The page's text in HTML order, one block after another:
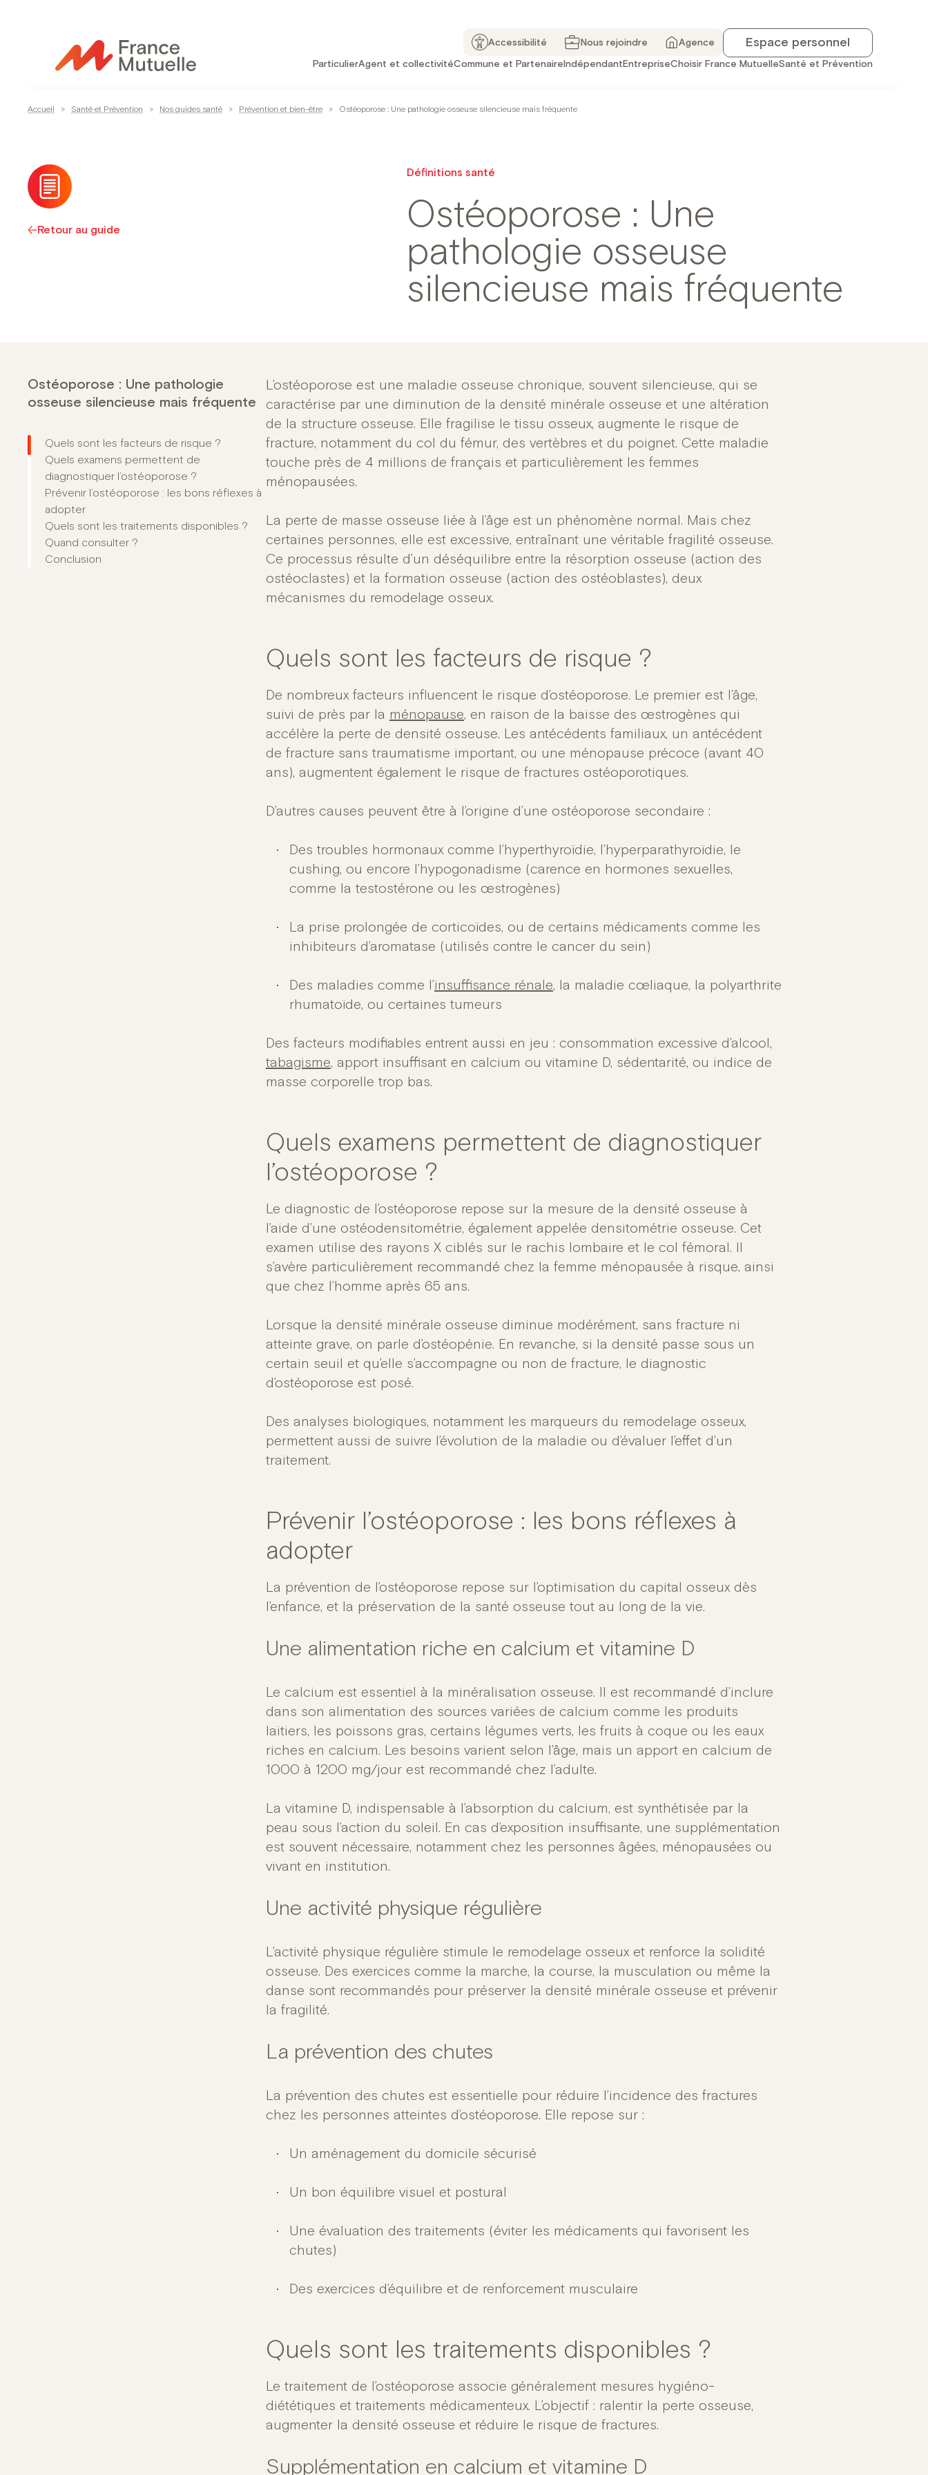
contenu
Accessibilité Nous rejoindre Agence Espace personnel
ParticulierAgent et collectivitéCommune et Partenaire Indépendant EntrepriseChoisir France MutuelleSanté et Prévention
Accueil > Santé et Prévention > Nos guides santé > Prévention et bien-être > Ostéoporose : Une pathologie osseuse silencieuse mais fréquente
Retour au guide
Définitions santé
Ostéoporose : Une
pathologie osseuse
silencieuse mais fréquente
Ostéoporose : Une pathologie
osseuse silencieuse mais fréquente
Quels sont les facteurs de risque ?
Quels examens permettent de
diagnostiquer l’ostéoporose ?
Prévenir l’ostéoporose : les bons réflexes à
adopter
Quels sont les traitements disponibles ?
Quand consulter ?
Conclusion
L’ostéoporose est une maladie osseuse chronique, souvent silencieuse, qui se
caractérise par une diminution de la densité minérale osseuse et une altération
de la structure osseuse. Elle fragilise le tissu osseux, augmente le risque de
fracture, notamment du col du fémur, des vertèbres et du poignet. Cette maladie
touche près de 4 millions de français et particulièrement les femmes
ménopausées.
La perte de masse osseuse liée à l’âge est un phénomène normal. Mais chez
certaines personnes, elle est excessive, entraînant une véritable fragilité osseuse.
Ce processus résulte d’un déséquilibre entre la résorption osseuse (action des
ostéoclastes) et la formation osseuse (action des ostéoblastes), deux
mécanismes du remodelage osseux.
Quels sont les facteurs de risque ?
De nombreux facteurs influencent le risque d’ostéoporose. Le premier est l’âge,
suivi de près par la ménopause, en raison de la baisse des œstrogènes qui
accélère la perte de densité osseuse. Les antécédents familiaux, un antécédent
de fracture sans traumatisme important, ou une ménopause précoce (avant 40
ans), augmentent également le risque de fractures ostéoporotiques.
D’autres causes peuvent être à l’origine d’une ostéoporose secondaire :
Des troubles hormonaux comme l’hyperthyroïdie, l’hyperparathyroïdie, le
cushing, ou encore l’hypogonadisme (carence en hormones sexuelles,
comme la testostérone ou les œstrogènes)
La prise prolongée de corticoïdes, ou de certains médicaments comme les
inhibiteurs d’aromatase (utilisés contre le cancer du sein)
Des maladies comme l’insuffisance rénale, la maladie cœliaque, la polyarthrite
rhumatoïde, ou certaines tumeurs
Des facteurs modifiables entrent aussi en jeu : consommation excessive d’alcool,
tabagisme, apport insuffisant en calcium ou vitamine D, sédentarité, ou indice de
masse corporelle trop bas.
Quels examens permettent de diagnostiquer
l’ostéoporose ?
Le diagnostic de l’ostéoporose repose sur la mesure de la densité osseuse à
l’aide d’une ostéodensitométrie, également appelée densitométrie osseuse. Cet
examen utilise des rayons X ciblés sur le rachis lombaire et le col fémoral. Il
s’avère particulièrement recommandé chez la femme ménopausée à risque, ainsi
que chez l’homme après 65 ans.
Lorsque la densité minérale osseuse diminue modérément, sans fracture ni
atteinte grave, on parle d’ostéopénie. En revanche, si la densité passe sous un
certain seuil et qu’elle s’accompagne ou non de fracture, le diagnostic
d’ostéoporose est posé.
Des analyses biologiques, notamment les marqueurs du remodelage osseux,
permettent aussi de suivre l’évolution de la maladie ou d’évaluer l’effet d’un
traitement.
Prévenir l’ostéoporose : les bons réflexes à
adopter
La prévention de l’ostéoporose repose sur l’optimisation du capital osseux dès
l’enfance, et la préservation de la santé osseuse tout au long de la vie.
Une alimentation riche en calcium et vitamine D
Le calcium est essentiel à la minéralisation osseuse. Il est recommandé d’inclure
dans son alimentation des sources variées de calcium comme les produits
laitiers, les poissons gras, certains légumes verts, les fruits à coque ou les eaux
riches en calcium. Les besoins varient selon l’âge, mais un apport en calcium de
1000 à 1200 mg/jour est recommandé chez l’adulte.
La vitamine D, indispensable à l’absorption du calcium, est synthétisée par la
peau sous l’action du soleil. En cas d’exposition insuffisante, une supplémentation
est souvent nécessaire, notamment chez les personnes âgées, ménopausées ou
vivant en institution.
Une activité physique régulière
L’activité physique régulière stimule le remodelage osseux et renforce la solidité
osseuse. Des exercices comme la marche, la course, la musculation ou même la
danse sont recommandés pour préserver la densité minérale osseuse et prévenir
la fragilité.
La prévention des chutes
La prévention des chutes est essentielle pour réduire l’incidence des fractures
chez les personnes atteintes d’ostéoporose. Elle repose sur :
Un aménagement du domicile sécurisé
Un bon équilibre visuel et postural
Une évaluation des traitements (éviter les médicaments qui favorisent les
chutes)
Des exercices d’équilibre et de renforcement musculaire
Quels sont les traitements disponibles ?
Le traitement de l’ostéoporose associe généralement mesures hygiéno-
diététiques et traitements médicamenteux. L’objectif : ralentir la perte osseuse,
augmenter la densité osseuse et réduire le risque de fractures.
Supplémentation en calcium et vitamine D